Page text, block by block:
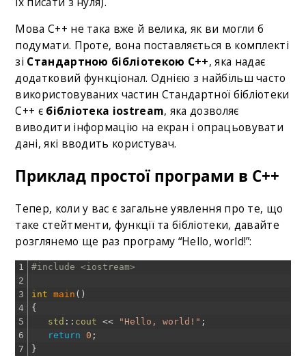
Мова C++ не така вже й велика, як ви могли б
подумати. Проте, вона поставляється в комплекті
зі Стандартною бібліотекою С++, яка надає
додатковий функціонал. Однією з найбільш часто
використовуваних частин Стандартної бібліотеки
C++ є бібліотека iostream, яка дозволяє
виводити інформацію на екран і опрацьовувати
дані, які вводить користувач.
Приклад простої програми в С++
Тепер, коли у вас є загальне уявлення про те, що
таке стейтменти, функції та бібліотеки, давайте
розглянемо ще раз програму “Hello, world!”:
1
2
3
4
5
6
7
#include <iostream>
int main ( )
{
std :: cout << "Hello, world!" ;
return
0 ;
}